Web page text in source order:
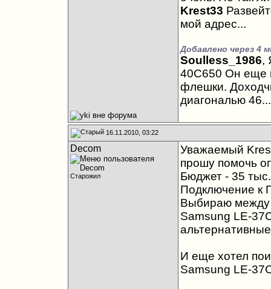
Krest33
мой адрес...
Добавлено через 4
Soulless_1986,
40C650 Он еще
флешки.
диагональю
16.11.2010, 03:22
Decom
Старожил
Уважаемый
прошу помочь
Бюджет - 35
Подключение к
Выбираю между
Samsung LE-
И еще хотел
Samsung LE-